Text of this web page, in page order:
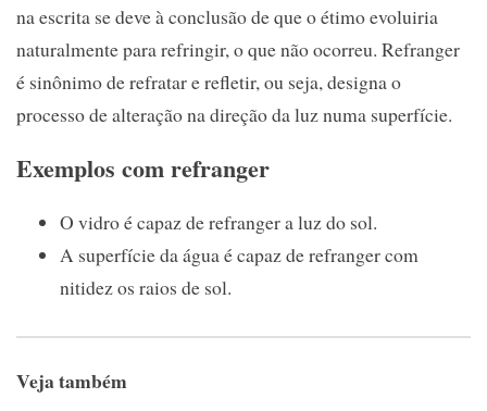
na escrita se deve à conclusão de que o étimo evoluiria
naturalmente para refringir, o que não ocorreu. Refranger
é sinônimo de refratar e refletir, ou seja, designa o
processo de alteração na direção da luz numa superfície.
Exemplos com refranger
O vidro é capaz de refranger a luz do sol.
A superfície da água é capaz de refranger com
nitidez os raios de sol.
Veja também